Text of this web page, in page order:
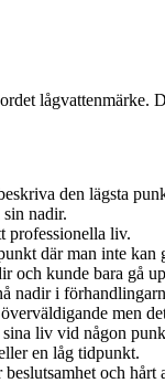
den lägsta
nadir.
professionella liv.
där man inte kan
och kunde bara gå
nadir i
men
liv vid någon
en låg tidpunkt.
och hårt